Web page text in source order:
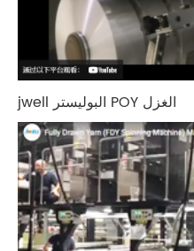
jwell البوليستر POY الغزل